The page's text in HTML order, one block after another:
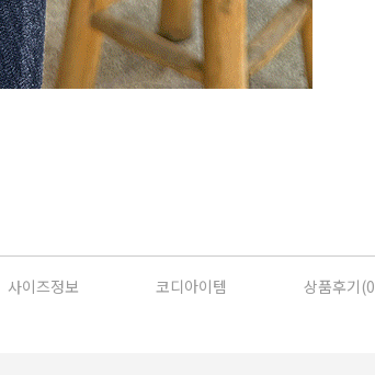
사이즈정보 코디아이템 상품후기(0